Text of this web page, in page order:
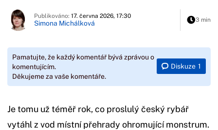
Publikováno: 17. června 2026, 17:30
Simona Michálková 3 min
Pamatujte, že každý komentář bývá zprávou o
komentujícím.
Děkujeme za vaše komentáře.
Diskuze 1
Je tomu už téměř rok, co proslulý český rybář
vytáhl z vod místní přehrady ohromující monstrum.